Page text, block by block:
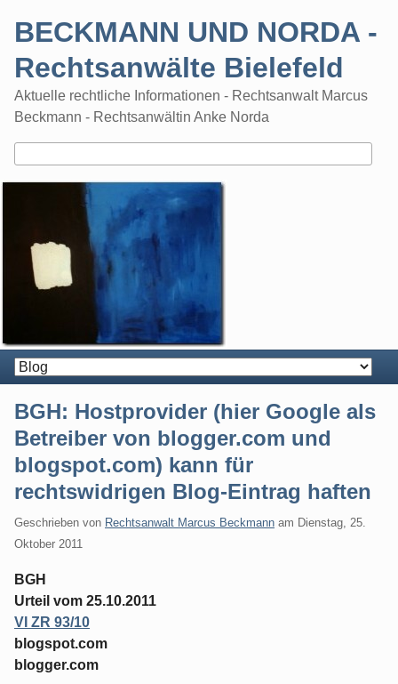
BECKMANN UND NORDA -
Rechtsanwälte Bielefeld
Aktuelle rechtliche Informationen - Rechtsanwalt Marcus
Beckmann - Rechtsanwältin Anke Norda
BGH: Hostprovider (hier Google als
Betreiber von blogger.com und
blogspot.com) kann für
rechtswidrigen Blog-Eintrag haften
Geschrieben von Rechtsanwalt Marcus Beckmann am Dienstag, 25.
Oktober 2011
BGH
Urteil vom 25.10.2011
VI ZR 93/10
blogspot.com
blogger.com